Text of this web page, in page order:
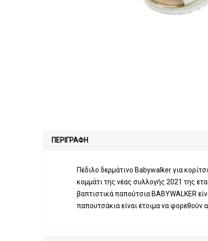
ΠΕΡΙΓΡΑΦΗ
Πέδιλο δερμάτινο Babywalker για
κομμάτι της νέας συλλογής 2021 της
βαπτιστικά παπούτσια BABYWALKER
παπουτσάκια είναι έτοιμα να